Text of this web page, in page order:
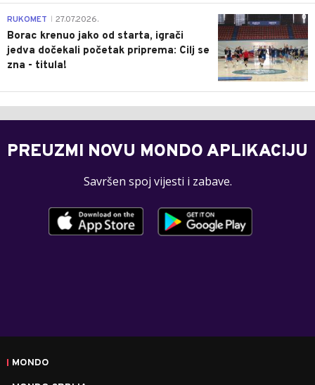
0
RUKOMET 27.07.2026.
Borac krenuo jako od starta, igrači
jedva dočekali početak priprema: Cilj se
zna - titula!
PREUZMI NOVU MONDO APLIKACIJU
Savršen spoj vijesti i zabave.
MONDO